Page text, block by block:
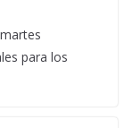
para los